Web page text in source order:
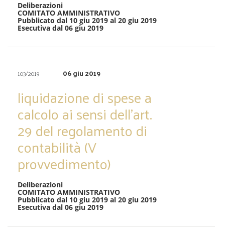
Deliberazioni
COMITATO AMMINISTRATIVO
Pubblicato dal 10 giu 2019 al 20 giu 2019
Esecutiva dal 06 giu 2019
103/2019 06 giu 2019
liquidazione di spese a
calcolo ai sensi dell’art.
29 del regolamento di
contabilità (V
provvedimento)
Deliberazioni
COMITATO AMMINISTRATIVO
Pubblicato dal 10 giu 2019 al 20 giu 2019
Esecutiva dal 06 giu 2019